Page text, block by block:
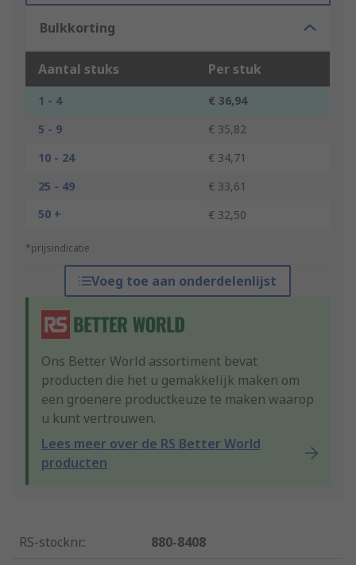
Bulkkorting
Aantal stuks Per stuk
1 - 4
€ 36,94
5 - 9
€ 35,82
10 - 24
€ 34,71
25 - 49
€ 33,61
50 +
€ 32,50
*prijsindicatie
Voeg toe aan onderdelenlijst
Ons Better World assortiment bevat
producten die het u gemakkelijk maken om
een groenere productkeuze te maken waarop
u kunt vertrouwen.
Lees meer over de RS Better World
producten
RS-stocknr.:
880-8408